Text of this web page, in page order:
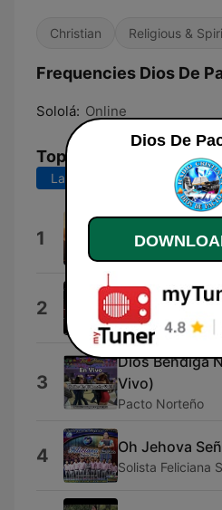
Christian Religious &
Frequencies Dios De
Sololá: Online
Top Songs
Last 7 days Last 30
1 LEVINSON
2 Tu mejor
Jerekream
3
Dios Bendiga
Vivo)
Pacto Norteño
4 Oh Jehova
Solista Feliciana
Dios De